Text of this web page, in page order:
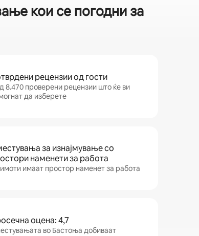
кои се погодни за
рецензии од гости
8.470 проверени рецензии што ќе ви
да изберете
за изнајмување со
наменети за работа
имаат простор наменет за работа
оцена: 4,7
во Бастоња добиваат